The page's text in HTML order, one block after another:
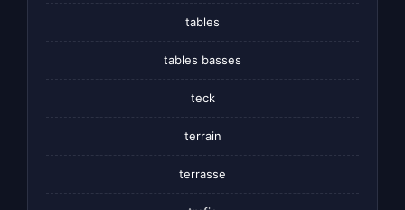
tables
tables basses
teck
terrain
terrasse